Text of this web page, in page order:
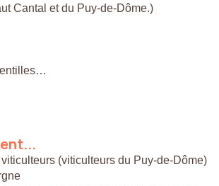
Cantal et du Puy-de-Dôme.)
(viticulteurs du Puy-de-Dôme)